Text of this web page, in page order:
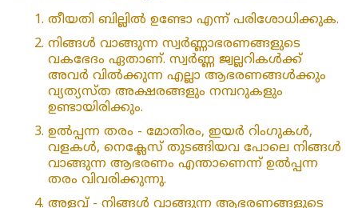
തീയതി ബില്ലിൽ ഉണ്ടോ എന്ന് പരിശോധിക്കുക.
നിങ്ങൾ വാങ്ങുന്ന സ്വർണ്ണാഭരണങ്ങളുടെ
വകഭേദം ഏതാണ്. സ്വർണ്ണ ജ്വല്ലറികൾക്ക്
അവർ വിൽക്കുന്ന എല്ലാ ആഭരണങ്ങൾക്കും
വ്യത്യസ്ത അക്ഷരങ്ങളും നമ്പറുകളും
ഉണ്ടായിരിക്കും.
ഉൽപ്പന്ന തരം - മോതിരം, ഇയർ റിംഗുകൾ,
വളകൾ, നെക്ലേസ് തുടങ്ങിയവ പോലെ നിങ്ങൾ
വാങ്ങുന്ന ആഭരണം എന്താണെന്ന് ഉൽപ്പന്ന
തരം വിവരിക്കുന്നു.
അളവ് - നിങ്ങൾ വാങ്ങുന്ന ആഭരണങ്ങളുടെ